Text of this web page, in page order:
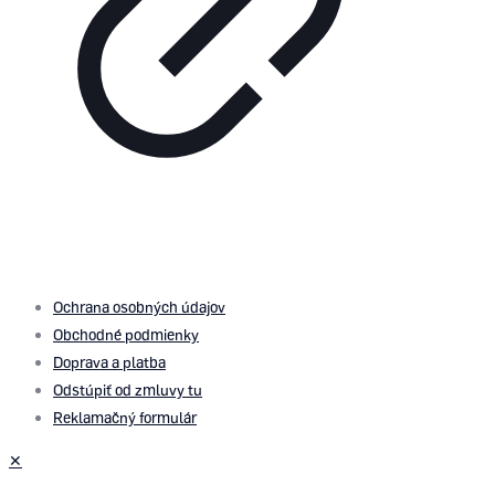
Ochrana osobných údajov
Obchodné podmienky
Doprava a platba
Odstúpiť od zmluvy tu
Reklamačný formulár
✕